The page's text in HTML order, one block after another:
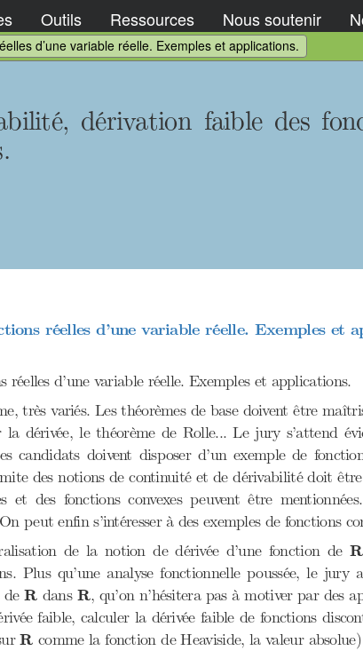
Outils Ressources Nous soutenir
d’une variable réelle. Exemples et applications.
dérivation faible des
réelles d’une variable réelle. Exemples et
d’une variable réelle. Exemples et applications.
très variés. Les théorèmes de base doivent être
dérivée, le théorème de Rolle... Le jury s’attend
candidats doivent disposer d’un exemple de
des notions de continuité et de dérivabilité doit
et des fonctions convexes peuvent être
peut enfin s’intéresser à des exemples de fonctions
de la notion de dérivée d’une fonction de R
R
Plus qu’une analyse fonctionnelle poussée, le
de R
Rdans R
R, qu’on n’hésitera pas à motiver par des
faible, calculer la dérivée faible de fonctions
R
R comme la fonction de Heaviside, la valeur